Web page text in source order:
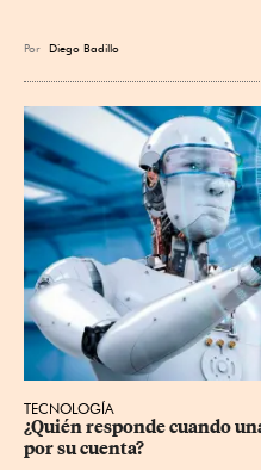
Por Diego Badillo
TECNOLOGÍA
¿Quién responde cuando
por su cuenta?